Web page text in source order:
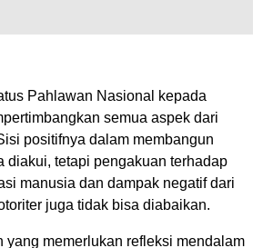
Pahlawan Nasional kepada
semua aspek dari
positifnya dalam membangun
diakui, tetapi pengakuan terhadap
manusia dan dampak negatif dari
juga tidak bisa diabaikan.
yang memerlukan refleksi mendalam